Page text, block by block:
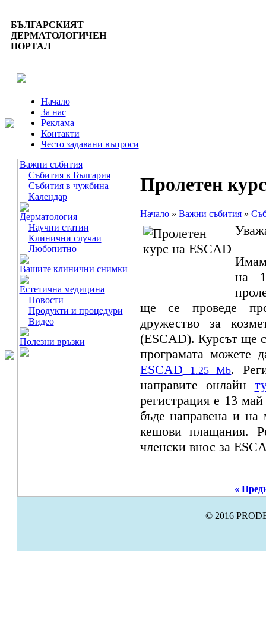
БЪЛГАРСКИЯТ
ДЕРМАТОЛОГИЧЕН
ПОРТАЛ
Начало
За нас
Реклама
Контакти
Често задавани въпроси
Важни събития
Събития в България
Събития в чужбина
Календар
Дерматология
Научни статии
Клинични случаи
Любопитно
Вашите клинични снимки
Естетична медицина
Новости
Продукти и процедури
Видео
Полезни връзки
Пролетен
Начало» Важни събития»
на
ще се проведе
дружество за
(ESCAD). Курсът ще
програмата можете
ESCAD 1.25 Mb.
направите онлайн
регистрация е 13
бъде направена и на
кешови плащания.
членски внос за
«
© 2016